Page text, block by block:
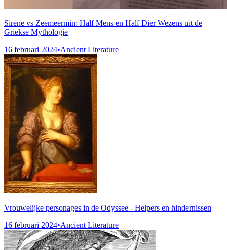
Sirene vs Zeemeermin: Half Mens en Half Dier Wezens uit de
Griekse Mythologie
16 februari 2024•Ancient Literature
Vrouwelijke personages in de Odyssee - Helpers en hindernissen
16 februari 2024•Ancient Literature